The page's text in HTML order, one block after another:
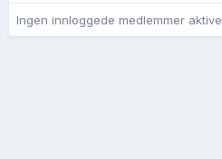
Ingen innloggede medlemmer aktive